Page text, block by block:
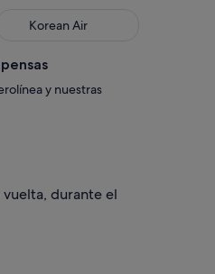
Korean Air
Korean Air
y nuestras
durante el